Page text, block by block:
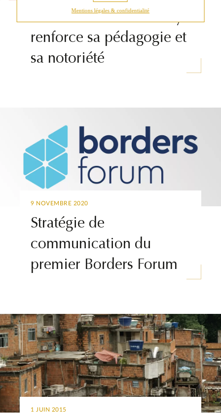
Mentions légales & confidentialité
Contenus web : Wizway
renforce sa pédagogie et
sa notoriété
9 NOVEMBRE 2020
Stratégie de
communication du
premier Borders Forum
1 JUIN 2015